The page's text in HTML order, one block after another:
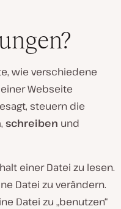
wie verschiedene
Webseite
steuern die
, schreiben und
einer Datei zu lesen.
Datei zu verändern.
Datei zu „benutzen“